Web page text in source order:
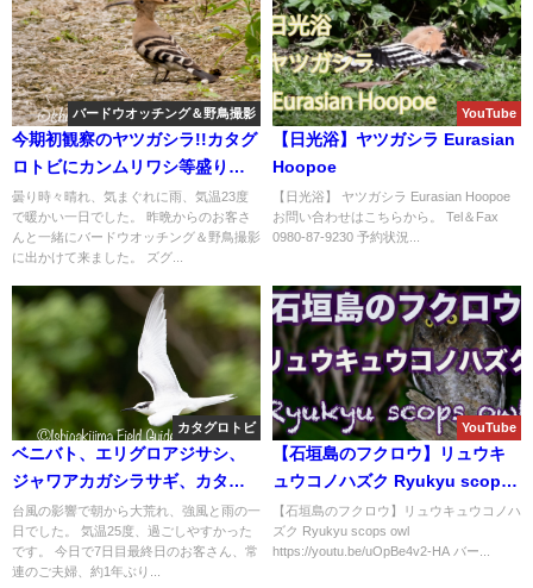
バードウオッチング＆野鳥撮影
今期初観察のヤツガシラ!!カタグ
ロトビにカンムリワシ等盛り沢
山のバードウオッチング＆野鳥
撮影ガイド!!
曇り時々晴れ、気まぐれに雨、気温23度
で暖かい一日でした。 昨晩からのお客さ
んと一緒にバードウオッチング＆野鳥撮影
に出かけて来ました。 ズグ...
YouTube
【日光浴】ヤツガシラ Eurasian
Hoopoe
【日光浴】 ヤツガシラ Eurasian Hoopoe
お問い合わせはこちらから。 Tel＆Fax
0980-87-9230 予約状況...
カタグロトビ
ベニバト、エリグロアジサシ、
ジャワアカガシラサギ、カタグ
ロトビ等など盛り沢山！！バー
ドウオッチング＆野鳥撮影ガイ
ド。
台風の影響で朝から大荒れ、強風と雨の一
日でした。 気温25度、過ごしやすかった
です。 今日で7日目最終日のお客さん、常
連のご夫婦、約1年ぶり...
YouTube
【石垣島のフクロウ】リュウキ
ュウコノハズク Ryukyu scops
owl
【石垣島のフクロウ】リュウキュウコノハ
ズク Ryukyu scops owl
https://youtu.be/uOpBe4v2-HA バー...